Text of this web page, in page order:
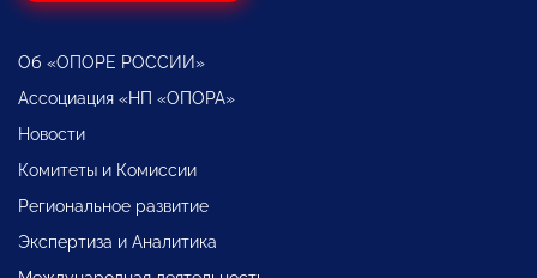
Об «ОПОРЕ РОССИИ»
Ассоциация «НП «ОПОРА»
Новости
Комитеты и Комиссии
Региональное развитие
Экспертиза и Аналитика